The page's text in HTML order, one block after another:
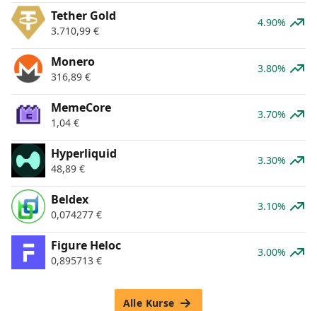
Tether Gold
3.710,99 €
4.90%
Monero
316,89 €
3.80%
MemeCore
1,04 €
3.70%
Hyperliquid
48,89 €
3.30%
Beldex
0,074277 €
3.10%
Figure Heloc
0,895713 €
3.00%
Alle Kurse